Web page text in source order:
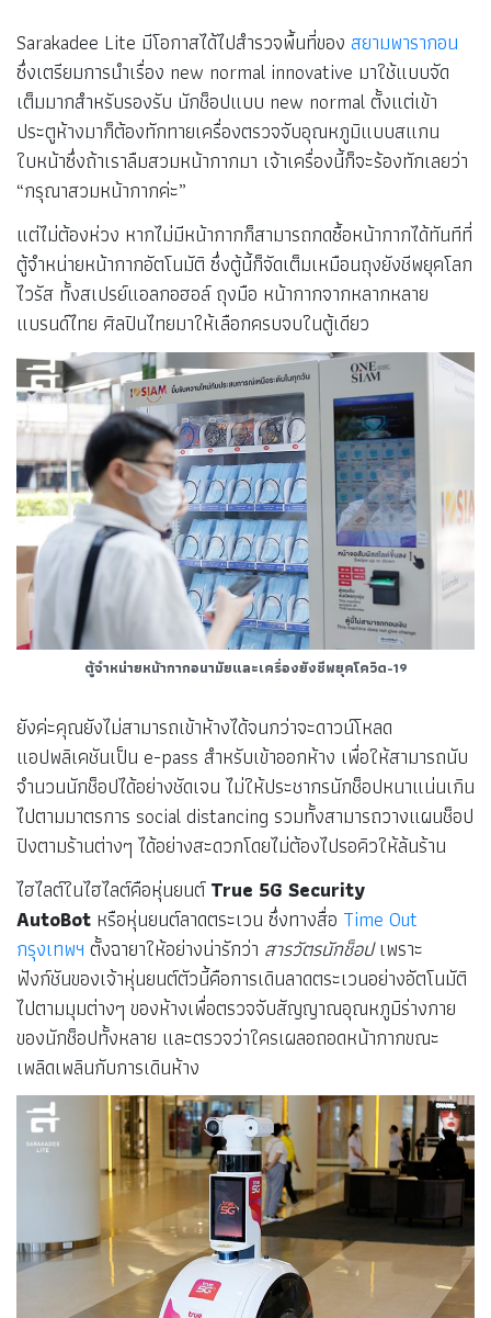
Sarakadee Lite มีโอกาสได้ไปสำรวจพื้นที่ของ สยามพารากอน
ซึ่งเตรียมการนำเรื่อง new normal innovative มาใช้แบบจัด
เต็มมากสำหรับรองรับ นักช็อปแบบ new normal ตั้งแต่เข้า
ประตูห้างมาก็ต้องทักทายเครื่องตรวจจับอุณหภูมิแบบสแกน
ใบหน้าซึ่งถ้าเราลืมสวมหน้ากากมา เจ้าเครื่องนี้ก็จะร้องทักเลยว่า
“กรุณาสวมหน้ากากค่ะ”
แต่ไม่ต้องห่วง หากไม่มีหน้ากากก็สามารถกดซื้อหน้ากากได้ทันทีที่
ตู้จำหน่ายหน้ากากอัตโนมัติ ซึ่งตู้นี้ก็จัดเต็มเหมือนถุงยังชีพยุคโลก
ไวรัส ทั้งสเปรย์แอลกอฮอล์ ถุงมือ หน้ากากจากหลากหลาย
แบรนด์ไทย ศิลปินไทยมาให้เลือกครบจบในตู้เดียว
ตู้จำหน่ายหน้ากากอนามัยและเครื่องยังชีพยุคโควิด-19
ยังค่ะคุณยังไม่สามารถเข้าห้างได้จนกว่าจะดาวน์โหลด
แอปพลิเคชันเป็น e-pass สำหรับเข้าออกห้าง เพื่อให้สามารถนับ
จำนวนนักช็อปได้อย่างชัดเจน ไม่ให้ประชากรนักช็อปหนาแน่นเกิน
ไปตามมาตรการ social distancing รวมทั้งสามารถวางแผนช็อป
ปิงตามร้านต่างๆ ได้อย่างสะดวกโดยไม่ต้องไปรอคิวให้ล้นร้าน
ไฮไลต์ในไฮไลต์คือหุ่นยนต์True 5G Security
AutoBot หรือหุ่นยนต์ลาดตระเวน ซึ่งทางสื่อ Time Out
กรุงเทพฯ ตั้งฉายาให้อย่างน่ารักว่า สารวัตรนักช็อปเพราะ
ฟังก์ชันของเจ้าหุ่นยนต์ตัวนี้คือการเดินลาดตระเวนอย่างอัตโนมัติ
ไปตามมุมต่างๆ ของห้างเพื่อตรวจจับสัญญาณอุณหภูมิร่างกาย
ของนักช็อปทั้งหลาย และตรวจว่าใครเผลอถอดหน้ากากขณะ
เพลิดเพลินกับการเดินห้าง